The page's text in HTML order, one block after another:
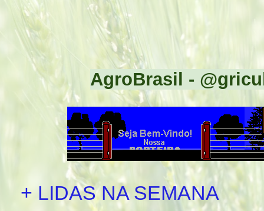
AgroBrasil -
+ LIDAS NA SEMANA